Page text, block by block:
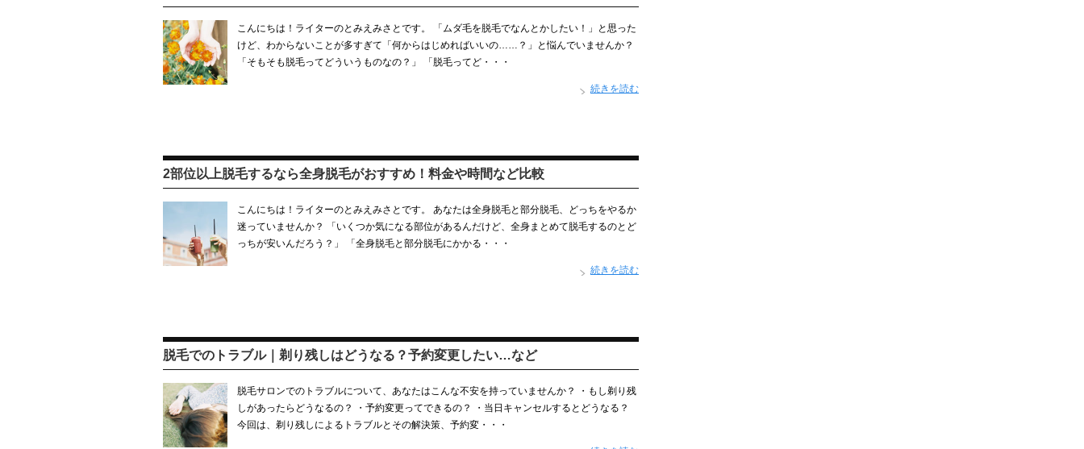
こんにちは！ライターのとみえみさとです。 「ムダ毛を脱毛でなんとかしたい！」と思った
けど、わからないことが多すぎて「何からはじめればいいの……？」と悩んでいませんか？
「そもそも脱毛ってどういうものなの？」 「脱毛ってど・・・
続きを読む
2部位以上脱毛するなら全身脱毛がおすすめ！料金や時間など比較
こんにちは！ライターのとみえみさとです。 あなたは全身脱毛と部分脱毛、どっちをやるか
迷っていませんか？ 「いくつか気になる部位があるんだけど、全身まとめて脱毛するのとど
っちが安いんだろう？」 「全身脱毛と部分脱毛にかかる・・・
続きを読む
脱毛でのトラブル｜剃り残しはどうなる？予約変更したい…など
脱毛サロンでのトラブルについて、あなたはこんな不安を持っていませんか？ ・もし剃り残
しがあったらどうなるの？ ・予約変更ってできるの？ ・当日キャンセルするとどうなる？
今回は、剃り残しによるトラブルとその解決策、予約変・・・